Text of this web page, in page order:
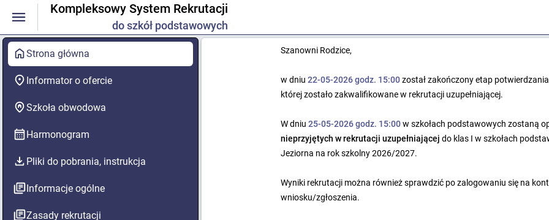
Kompleksowy System Rekrutacji
do szkół podstawowych
Strona główna
Informator o ofercie
Szkoła obwodowa
Harmonogram
Pliki do pobrania, instrukcja
Informacje ogólne
Zasady rekrutacji
Szanowni Rodzice,
w dniu 22-05-2026 godz. 15:00został zakończony etap
której zostało zakwalifikowane w rekrutacji uzupełniającej.
W dniu 25-05-2026 godz. 15:00w szkołach podstawowych zostaną
nieprzyjętych w rekrutacji uzupełniającej do klas I w szkołach
Jeziorna na rok szkolny 2026/2027.
Wyniki rekrutacji można również sprawdzić po zalogowaniu się na
wniosku/zgłoszenia.